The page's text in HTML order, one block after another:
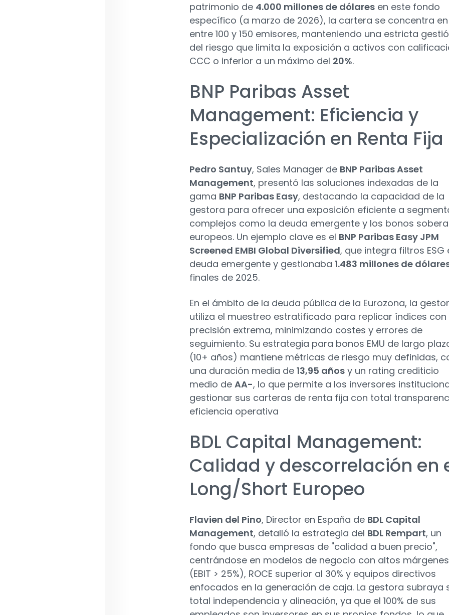
patrimonio de 4.000 millones de dólares en este fondo
específico (a marzo de 2026), la cartera se concentra en
entre 100 y 150 emisores, manteniendo una estricta
del riesgo que limita la exposición a activos con
CCC o inferior a un máximo del 20%.
BNP Paribas Asset
Management: Eficiencia y
Especialización en Renta Fija
Pedro Santuy, Sales Manager de BNP Paribas Asset
Management, presentó las soluciones indexadas de la
gama BNP Paribas Easy, destacando la capacidad de la
gestora para ofrecer una exposición eficiente a
complejos como la deuda emergente y los bonos
europeos. Un ejemplo clave es el BNP Paribas Easy JPM
Screened EMBI Global Diversified, que integra filtros ESG
deuda emergente y gestionaba 1.483 millones de
finales de 2025.
En el ámbito de la deuda pública de la Eurozona, la
utiliza el muestreo estratificado para replicar índices con
precisión extrema, minimizando costes y errores de
seguimiento. Su estrategia para bonos EMU de largo
(10+ años) mantiene métricas de riesgo muy definidas,
una duración media de 13,95 años y un rating crediticio
medio de AA-, lo que permite a los inversores
gestionar sus carteras de renta fija con total
eficiencia operativa
BDL Capital Management:
Calidad y descorrelación en
Long/Short Europeo
Flavien del Pino, Director en España de BDL Capital
Management, detalló la estrategia del BDL Rempart, un
fondo que busca empresas de "calidad a buen precio",
centrándose en modelos de negocio con altos márgenes
(EBIT > 25%), ROCE superior al 30% y equipos directivos
enfocados en la generación de caja. La gestora subraya
total independencia y alineación, ya que el 100% de sus